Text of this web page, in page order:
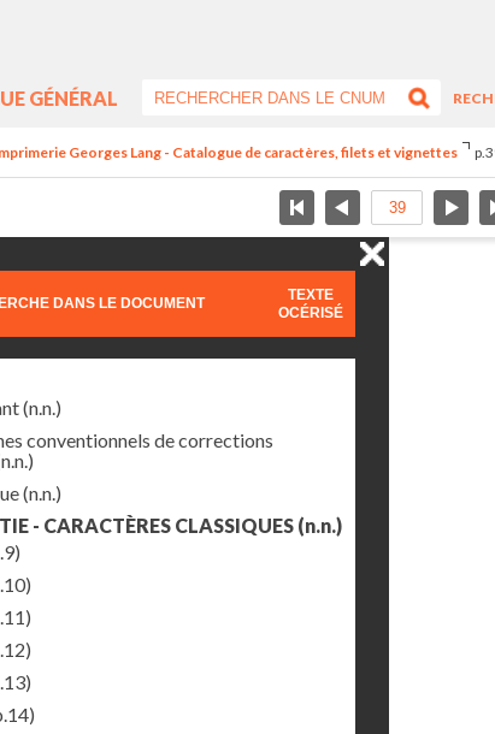
GÉNÉRAL
Georges Lang - Catalogue de caractères, filets et vignettes
DANS LE DOCUMENT
TEXTE
OCÉRISÉ
(n.n.)
conventionnels de corrections
(n.n.)
- CARACTÈRES CLASSIQUES (n.n.)